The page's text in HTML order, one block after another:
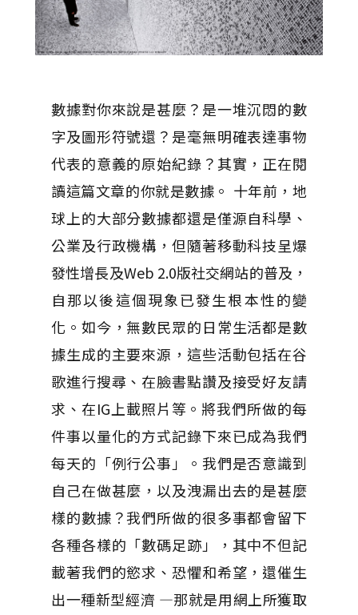
數據對你來說是甚麼？是一堆沉悶的數
字及圖形符號還？是毫無明確表達事物
代表的意義的原始紀錄？其實，正在閱
讀這篇文章的你就是數據。 十年前，地
球上的大部分數據都還是僅源自科學、
公業及行政機構，但隨著移動科技呈爆
發性增長及Web 2.0版社交網站的普及，
自那以後這個現象已發生根本性的變
化。如今，無數民眾的日常生活都是數
據生成的主要來源，這些活動包括在谷
歌進行搜尋、在臉書點讚及接受好友請
求、在IG上載照片等。將我們所做的每
件事以量化的方式記錄下來已成為我們
每天的「例行公事」。我們是否意識到
自己在做甚麼，以及洩漏出去的是甚麼
樣的數據？我們所做的很多事都會留下
各種各樣的「數碼足跡」，其中不但記
載著我們的慾求、恐懼和希望，還催生
出一種新型經濟 —那就是用網上所獲取